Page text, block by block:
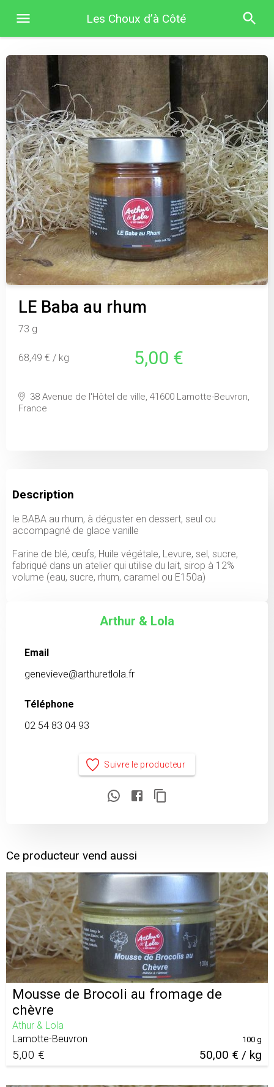
Les Choux d’à Côté
LE Baba au rhum
73 g
68,49 € / kg 5,00 €
38 Avenue de l'Hôtel de ville, 41600 Lamotte-Beuvron,
France
Description
le BABA au rhum, à déguster en dessert, seul ou
accompagné de glace vanille
Farine de blé, œufs, Huile végétale, Levure, sel, sucre,
fabriqué dans un atelier qui utilise du lait, sirop à 12%
volume (eau, sucre, rhum, caramel ou E150a)
Arthur & Lola
Email
genevieve@arthuretlola.fr
Téléphone
02 54 83 04 93
Suivre le producteur
Ce producteur vend aussi
Mousse de Brocoli au fromage de
chèvre
Athur & Lola
Lamotte-Beuvron
5,00 € 50,00 € / kg
100 g